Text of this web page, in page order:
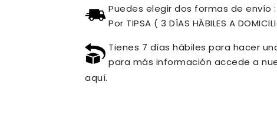
Puedes elegir dos formas de envío :
Por TIPSA ( 3 DÍAS HÁBILES A
Tienes 7 días hábiles para hacer
para más información accede a
aquí.